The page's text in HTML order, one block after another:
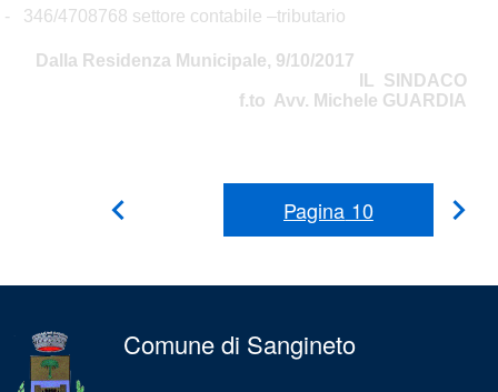
-
346/4708768 settore contabile –tributario
Dalla Residenza Municipale, 9/10/2017
IL SINDACO
f.to Avv. Michele GUARDIA
Pagina 10
Comune di Sangineto